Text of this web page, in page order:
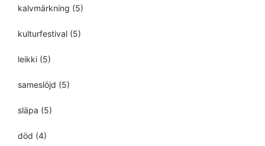
kalvmärkning (5)
kulturfestival (5)
leikki (5)
sameslöjd (5)
släpa (5)
död (4)